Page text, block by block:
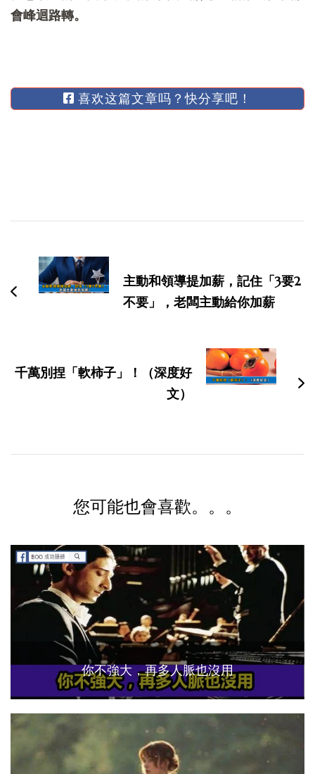
會峰迴路轉。
喜欢这篇文章吗？快分享吧！
航
主動和領導提加薪，記住「3要2
不要」，老闆主動給你加薪
千萬別捏「軟柿子」！（深度好
文）
您可能也會喜歡。。。
你不強大，再多人脈也沒用